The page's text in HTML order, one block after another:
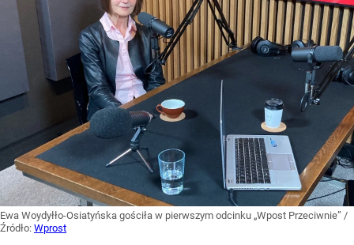
Ewa Woydyłło-Osiatyńska gościła w pierwszym odcinku „Wpost Przeciwnie” /
Źródło: Wprost